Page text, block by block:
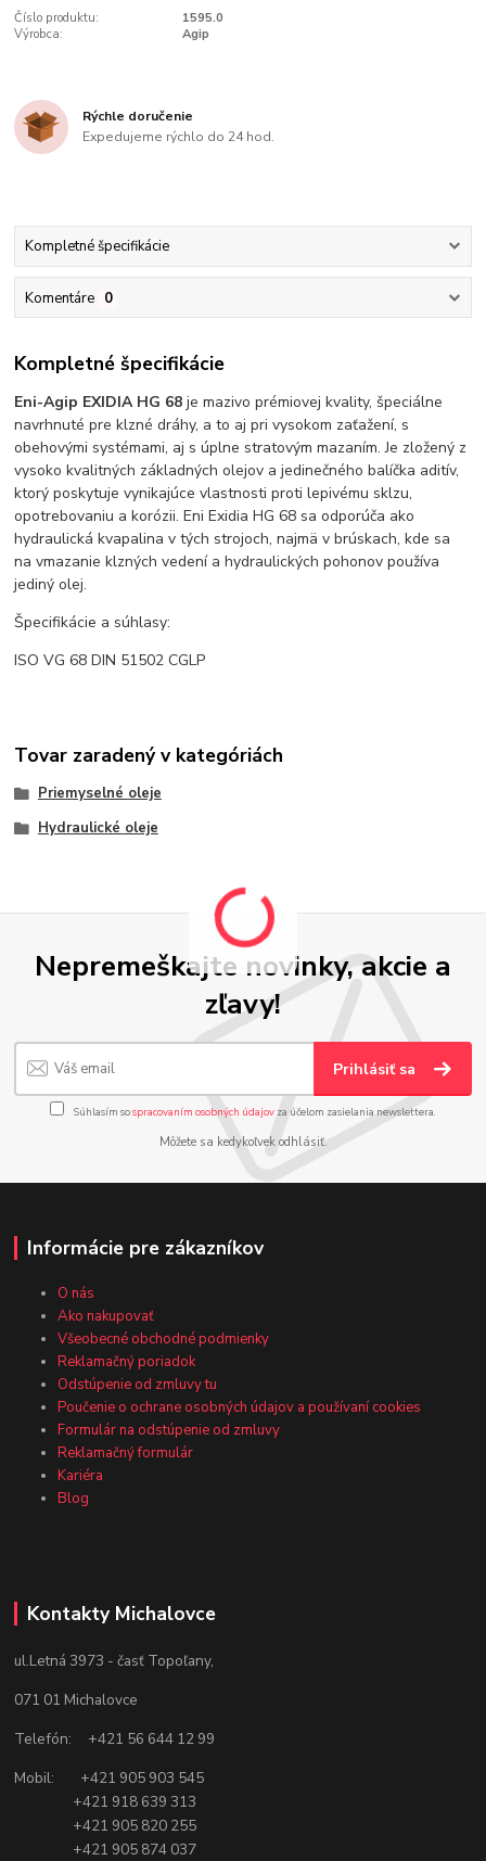
Číslo produktu:
1595.0
Výrobca:
Agip
Rýchle doručenie
Expedujeme rýchlo do 24 hod.
Kompletné špecifikácie
Komentáre 0
Kompletné špecifikácie
Eni-Agip EXIDIA HG 68 je mazivo prémiovej kvality, špeciálne
navrhnuté pre klzné dráhy, a to aj pri vysokom zaťažení, s
obehovými systémami, aj s úplne stratovým mazaním. Je zložený z
vysoko kvalitných základných olejov a jedinečného balíčka aditív,
ktorý poskytuje vynikajúce vlastnosti proti lepivému sklzu,
opotrebovaniu a korózii. Eni Exidia HG 68 sa odporúča ako
hydraulická kvapalina v tých strojoch, najmä v brúskach, kde sa
na vmazanie klzných vedení a hydraulických pohonov používa
jediný olej.
Špecifikácie a súhlasy:
ISO VG 68 DIN 51502 CGLP
Tovar zaradený v kategóriách
Priemyselné oleje
Hydraulické oleje
Nepremeškajte novinky, akcie a
zľavy!
Prihlásiť sa
Súhlasím sospracovaním osobných údajov za účelom zasielania newslettera.
Môžete sa kedykoľvek odhlásiť.
Informácie pre zákazníkov
O nás
Ako nakupovať
Všeobecné obchodné podmienky
Reklamačný poriadok
Odstúpenie od zmluvy tu
Poučenie o ochrane osobných údajov a používaní cookies
Formulár na odstúpenie od zmluvy
Reklamačný formulár
Kariéra
Blog
Kontakty Michalovce
ul.Letná 3973 - časť Topoľany,
071 01 Michalovce
Telefón: +421 56 644 12 99
Mobil: +421 905 903 545
+421 918 639 313
+421 905 820 255
+421 905 874 037